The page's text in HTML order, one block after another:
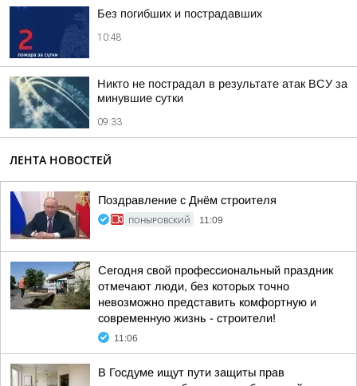
Без погибших и пострадавших
10:48
Никто не пострадал в результате атак ВСУ за
минувшие сутки
09:33
ЛЕНТА НОВОСТЕЙ
Поздравление с Днём строителя
ПОНЫРОВСКИЙ 11:09
Сегодня свой профессиональный праздник
отмечают люди, без которых точно
невозможно представить комфортную и
современную жизнь - строители!
11:06
В Госдуме ищут пути защиты прав